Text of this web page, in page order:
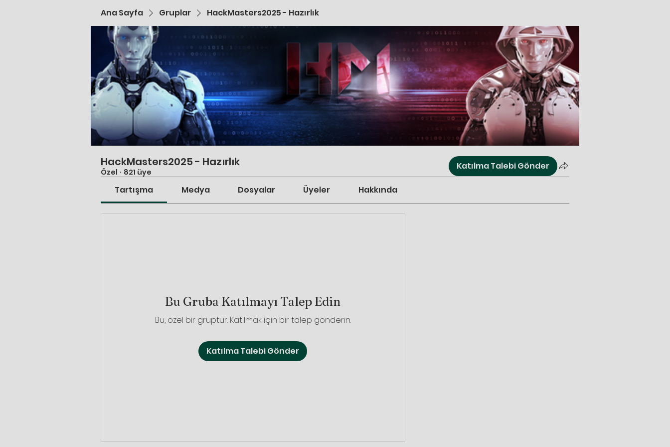
Ana Sayfa Gruplar HackMasters2025 - Hazırlık
HackMasters2025 - Hazırlık
Özel · 821 üye
Katılma Talebi Gönder
Tartışma Medya Dosyalar Üyeler Hakkında
Bu Gruba Katılmayı Talep Edin
Bu, özel bir gruptur. Katılmak için bir talep gönderin.
Katılma Talebi Gönder